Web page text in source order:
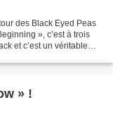
des Black Eyed Peas
», c’est à trois
et c’est un véritable
» !